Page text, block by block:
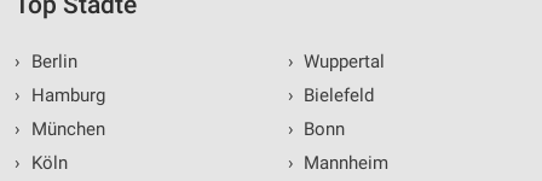
›
Berlin
›
Hamburg
›
München
›
Köln
› Wuppertal
› Bielefeld
› Bonn
› Mannheim